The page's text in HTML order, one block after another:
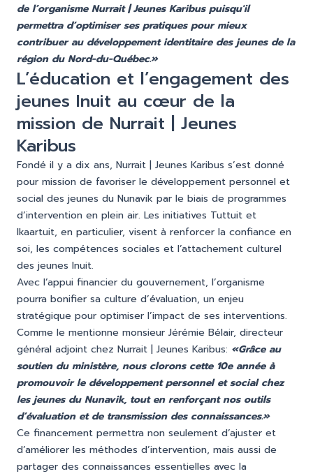
de l’organisme Nurrait | Jeunes Karibus puisqu'il
permettra d’optimiser ses pratiques pour mieux
contribuer au développement identitaire des jeunes de la
région du Nord-du-Québec.»
L’éducation et l’engagement des
jeunes Inuit au cœur de la
mission de Nurrait | Jeunes
Karibus
Fondé il y a dix ans, Nurrait | Jeunes Karibus s’est donné
pour mission de favoriser le développement personnel et
social des jeunes du Nunavik par le biais de programmes
d’intervention en plein air. Les initiatives Tuttuit et
Ikaartuit, en particulier, visent à renforcer la confiance en
soi, les compétences sociales et l’attachement culturel
des jeunes Inuit.
Avec l’appui financier du gouvernement, l’organisme
pourra bonifier sa culture d’évaluation, un enjeu
stratégique pour optimiser l’impact de ses interventions.
Comme le mentionne monsieur Jérémie Bélair, directeur
général adjoint chez Nurrait | Jeunes Karibus: «Grâce au
soutien du ministère, nous clorons cette 10e année à
promouvoir le développement personnel et social chez
les jeunes du Nunavik, tout en renforçant nos outils
d’évaluation et de transmission des connaissances.»
Ce financement permettra non seulement d’ajuster et
d’améliorer les méthodes d’intervention, mais aussi de
partager des connaissances essentielles avec la